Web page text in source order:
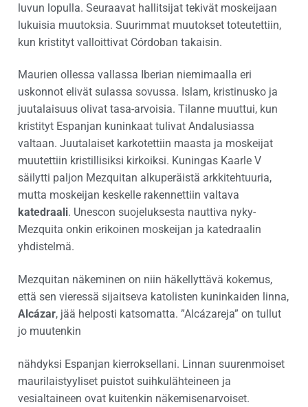
luvun lopulla. Seuraavat hallitsijat tekivät moskeijaan
lukuisia muutoksia. Suurimmat muutokset toteutettiin,
kun kristityt valloittivat Córdoban takaisin.
Maurien ollessa vallassa Iberian niemimaalla eri
uskonnot elivät sulassa sovussa. Islam, kristinusko ja
juutalaisuus olivat tasa-arvoisia. Tilanne muuttui, kun
kristityt Espanjan kuninkaat tulivat Andalusiassa
valtaan. Juutalaiset karkotettiin maasta ja moskeijat
muutettiin kristillisiksi kirkoiksi. Kuningas Kaarle V
säilytti paljon Mezquitan alkuperäistä arkkitehtuuria,
mutta moskeijan keskelle rakennettiin valtava
katedraali. Unescon suojeluksesta nauttiva nyky-
Mezquita onkin erikoinen moskeijan ja katedraalin
yhdistelmä.
Mezquitan näkeminen on niin häkellyttävä kokemus,
että sen vieressä sijaitseva katolisten kuninkaiden linna,
Alcázar, jää helposti katsomatta. ”Alcázareja” on tullut
jo muutenkin
nähdyksi Espanjan kierroksellani. Linnan suurenmoiset
maurilaistyyliset puistot suihkulähteineen ja
vesialtaineen ovat kuitenkin näkemisenarvoiset.